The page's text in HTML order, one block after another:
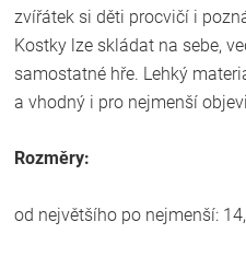
zvířátek si děti procvičí i
Kostky lze skládat na sebe,
samostatné hře. Lehký
a vhodný i pro nejmenší
Rozměry:
od největšího po nejmenší: